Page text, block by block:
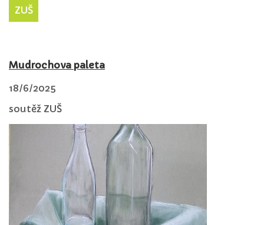
ZUŠ
Mudrochova paleta
18/6/2025
soutěž ZUŠ